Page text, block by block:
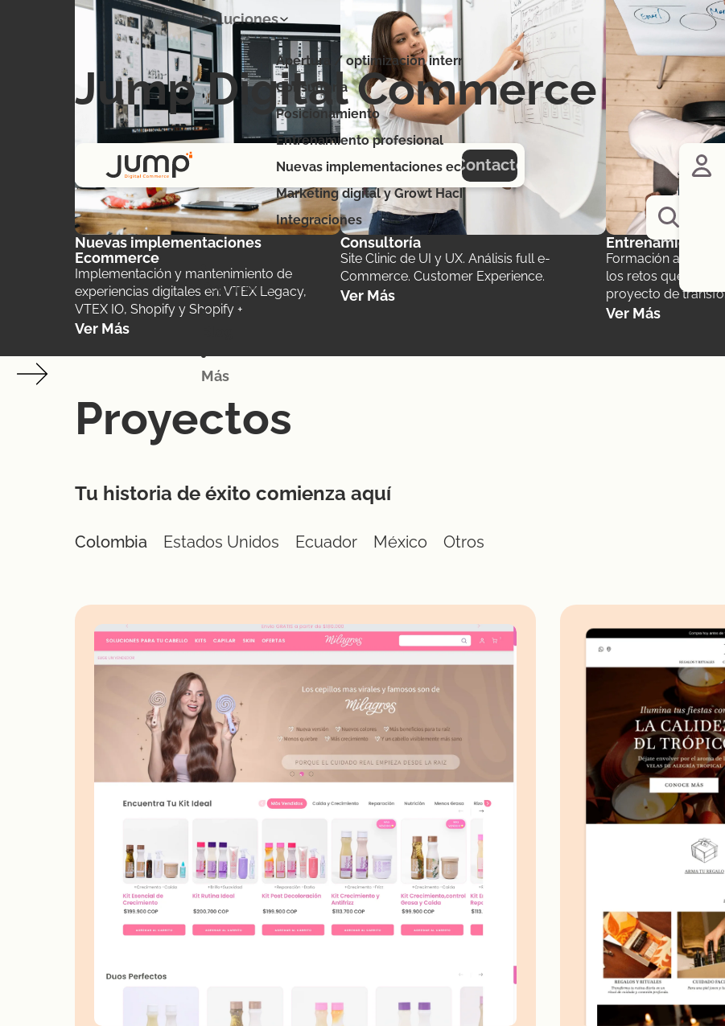
Jump Digital Commerce
Soluciones
Apertura / optimización internacional, canales y mercados
Consultoría
Posicionamiento
Entrenamiento profesional
Nuevas implementaciones ecommerce
Marketing digital y Growt Hacking
Integraciones
Portafolio
Más
Contacto
Nuevas implementaciones
Ecommerce
Implementación y mantenimiento de
experiencias digitales en: VTEX Legacy,
VTEX IO, Shopify y Shopify +
Ver Más
Consultoría
Site Clinic de UI y UX. Análisis full e-
Commerce. Customer Experience.
Ver Más
Entrenamiento
Formación a
los retos que
proyecto de
Ver Más
Proyectos
Tu historia de éxito comienza aquí
Colombia Estados Unidos Ecuador México Otros